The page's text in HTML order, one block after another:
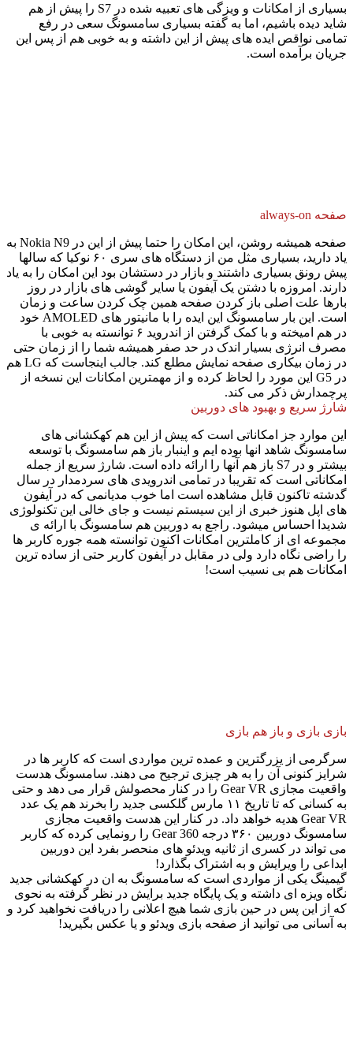
بسیاری از امکانات و ویزگی های تعبیه شده در S7 را پیش از هم
شاید دیده باشیم، اما به گفته بسیاری سامسونگ سعی در رفع
تمامی نواقص ایده های پیش از این داشته و به خوبی هم از پس این
جریان برآمده است.
صفحه always-on
صفحه همیشه روشن، این امکان را حتما پیش از این در Nokia N9 به
یاد دارید، بسیاری مثل من از دستگاه های سری ۶۰ نوکیا که سالها
پیش رونق بسیاری داشتند و بازار در دستشان بود این امکان را به یاد
دارند. امروزه با دشتن یک آیفون یا سایر گوشی های بازار در روز
بارها علت اصلی باز کردن صفحه همین چک کردن ساعت و زمان
است. این بار سامسونگ این ایده را با مانیتور های AMOLED خود
در هم امیخته و با کمک گرفتن از اندروید ۶ توانسته به خوبی با
مصرف انرژی بسیار اندک در حد صفر همیشه شما را از زمان حتی
در زمان بیکاری صفحه نمایش مطلع کند. جالب اینجاست که LG هم
در G5 این مورد را لحاظ کرده و از مهمترین امکانات این نسخه از
پرچمدارش ذکر می کند.
شارژ سریع و بهبود های دوربین
این موارد جز امکاناتی است که پیش از این هم کهکشانی های
سامسونگ شاهد انها بوده ایم و اینبار باز هم سامسونگ با توسعه
بیشتر و در S7 باز هم آنها را ارائه داده است. شارژ سریع از جمله
امکاناتی است که تقریبا در تمامی اندرویدی های سردمدار در سال
گدشته تاکنون قابل مشاهده است اما خوب مدیانمی که در آیفون
های اپل هنوز خبری از این سیستم نیست و جای خالی این تکنولوژی
شدیدا احساس میشود. راجع به دوربین هم سامسونگ با ارائه ی
مجموعه ای از کاملترین امکانات اکنون توانسته همه جوره کاربر ها
را راضی نگاه دارد ولی در مقابل در آیفون کاربر حتی از ساده ترین
امکانات هم بی نسیب است!
بازی بازی و باز هم بازی
سرگرمی از یزرگترین و عمده ترین مواردی است که کاربر ها در
شرایز کنونی آن را به هر چیزی ترجیح می دهند. سامسونگ هدست
واقعیت مجازی Gear VR را در کنار محصولش قرار می دهد و حتی
به کسانی که تا تاریخ ۱۱ مارس گلکسی جدید را بخرند هم یک عدد
Gear VR هدیه خواهد داد. در کنار این هدست واقعیت مجازی
سامسونگ دوربین ۳۶۰ درجه Gear 360 را رونمایی کرده که کاربر
می تواند در کسری از ثانیه ویدئو های منحصر بفرد این دوربین
ابداعی را ویرایش و به اشتراک بگذارد!
گیمینگ یکی از مواردی است که سامسونگ به ان در کهکشانی جدید
نگاه ویزه ای داشته و یک پایگاه جدید برایش در نظر گرفته به نحوی
که از این پس در حین بازی شما هیچ اعلانی را دریافت نخواهید کرد و
به آسانی می توانید از صفحه بازی ویدئو و یا عکس بگیرید!